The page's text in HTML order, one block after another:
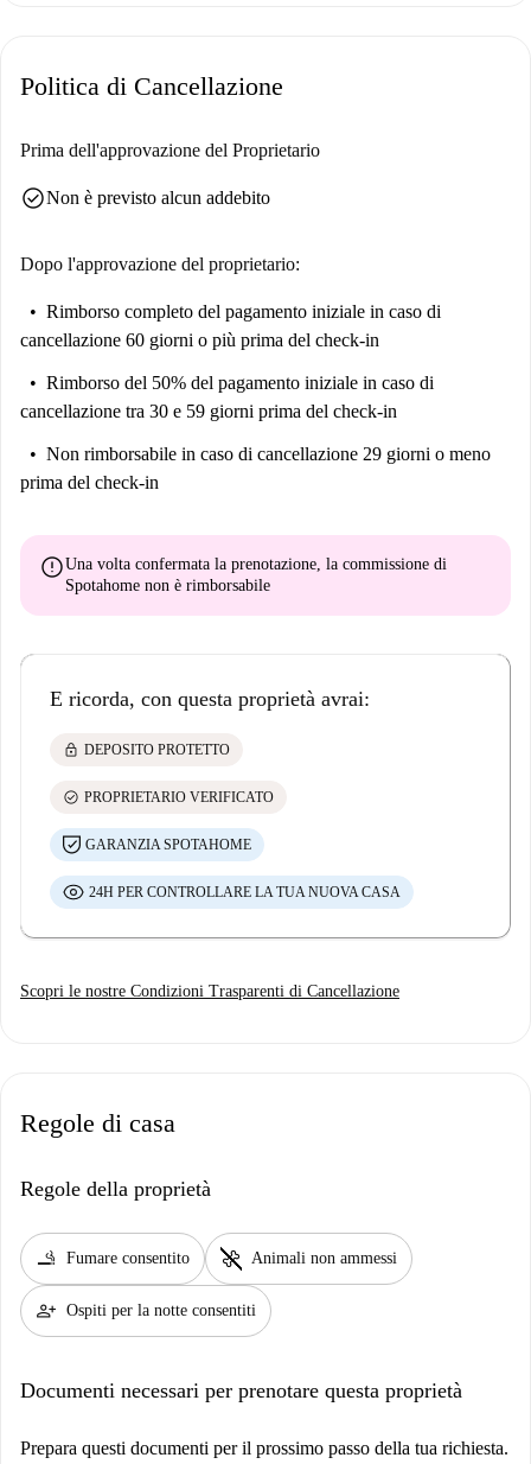
personalmente da un homechecker di Spotahome, puoi stare certo che
scolastici come l'Université de Montpellier IUT de Montpellier e il
ristoranti, il Cafet Passerelle e il SUBWAY Montpellier Grand M si
Ganges è nelle vicinanze per le necessità alimentari, rendendo questa
zona comoda per la vita quotidiana.
Politica di Cancellazione
Prima dell'approvazione del Proprietario
check_circleNon è previsto alcun addebito
Dopo l'approvazione del proprietario:
Rimborso completo del pagamento iniziale in caso di
cancellazione 60 giorni o più prima del check-in
Rimborso del 50% del pagamento iniziale in caso di
cancellazione tra 30 e 59 giorni prima del check-in
Non rimborsabile in caso di cancellazione 29 giorni o meno
prima del check-in
errorUna volta confermata la prenotazione, la commissione di
Spotahome non è rimborsabile
E ricorda, con questa proprietà avrai:
lock DEPOSITO PROTETTO
check_circle PROPRIETARIO VERIFICATO
GARANZIA SPOTAHOME
24H PER CONTROLLARE LA TUA NUOVA CASA
Scopri le nostre Condizioni Trasparenti di Cancellazione
Regole di casa
Regole della proprietà
smoking_rooms Fumare consentito pet_supplies Animali non ammessi
person_add Ospiti per la notte consentiti
Documenti necessari per prenotare questa proprietà
Prepara questi documenti per il prossimo passo della tua richiesta.